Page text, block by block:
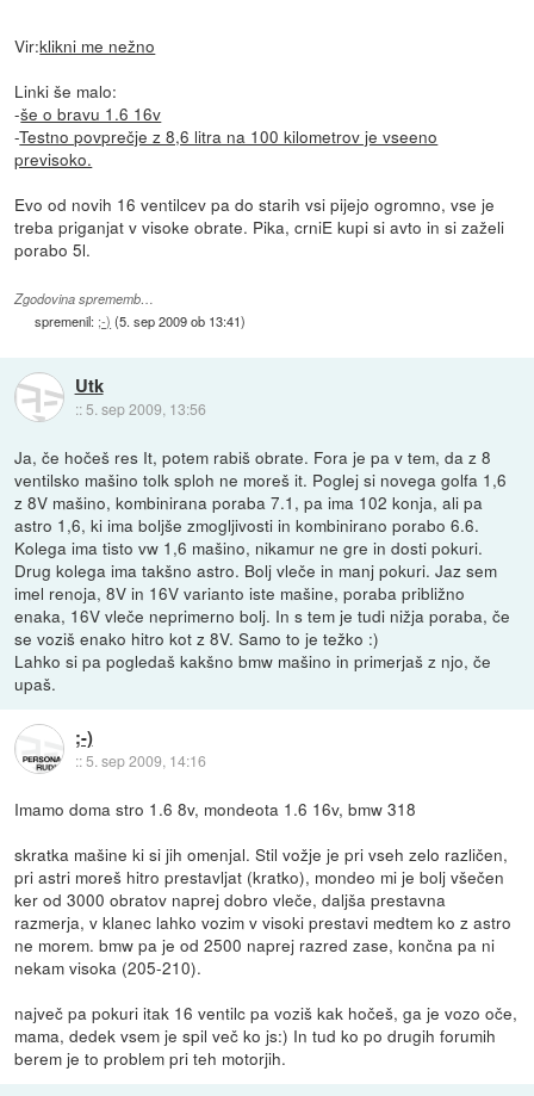
Vir:klikni me nežno
Linki še malo:
-še o bravu 1.6 16v
-Testno povprečje z 8,6 litra na 100 kilometrov je vseeno
previsoko.
Evo od novih 16 ventilcev pa do starih vsi pijejo ogromno, vse je
treba priganjat v visoke obrate. Pika, crniE kupi si avto in si zaželi
porabo 5l.
Zgodovina sprememb…
spremenil: ;-) (5. sep 2009 ob 13:41)
Utk
:: 5. sep 2009, 13:56
Ja, če hočeš res It, potem rabiš obrate. Fora je pa v tem, da z 8
ventilsko mašino tolk sploh ne moreš it. Poglej si novega golfa 1,6
z 8V mašino, kombinirana poraba 7.1, pa ima 102 konja, ali pa
astro 1,6, ki ima boljše zmogljivosti in kombinirano porabo 6.6.
Kolega ima tisto vw 1,6 mašino, nikamur ne gre in dosti pokuri.
Drug kolega ima takšno astro. Bolj vleče in manj pokuri. Jaz sem
imel renoja, 8V in 16V varianto iste mašine, poraba približno
enaka, 16V vleče neprimerno bolj. In s tem je tudi nižja poraba, če
se voziš enako hitro kot z 8V. Samo to je težko :)
Lahko si pa pogledaš kakšno bmw mašino in primerjaš z njo, če
upaš.
;-)
::5. sep 2009, 14:16
Imamo doma stro 1.6 8v, mondeota 1.6 16v, bmw 318
skratka mašine ki si jih omenjal. Stil vožje je pri vseh zelo različen,
pri astri moreš hitro prestavljat (kratko), mondeo mi je bolj všečen
ker od 3000 obratov naprej dobro vleče, daljša prestavna
razmerja, v klanec lahko vozim v visoki prestavi medtem ko z astro
ne morem. bmw pa je od 2500 naprej razred zase, končna pa ni
nekam visoka (205-210).
največ pa pokuri itak 16 ventilc pa voziš kak hočeš, ga je vozo oče,
mama, dedek vsem je spil več ko js:) In tud ko po drugih forumih
berem je to problem pri teh motorjih.